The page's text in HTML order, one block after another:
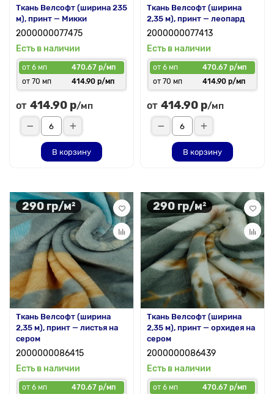
Ткань Велсофт (ширина 235
м), принт — Микки
2000000077475
Есть в наличии
от 6 мп
470.67 р/мп
от 70 мп
414.90 р/мп
от 414.90 р/мп
В корзину
Ткань Велсофт (ширина
2,35 м), принт — леопард
2000000077413
Есть в наличии
от 6 мп
470.67 р/мп
от 70 мп
414.90 р/мп
от 414.90 р/мп
В корзину
290 гр/м²
Ткань Велсофт (ширина
2,35 м), принт — листья на
сером
2000000086415
Есть в наличии
от 6 мп
470.67 р/мп
290 гр/м²
Ткань Велсофт (ширина
2,35 м), принт — орхидея на
сером
2000000086439
Есть в наличии
от 6 мп
470.67 р/мп